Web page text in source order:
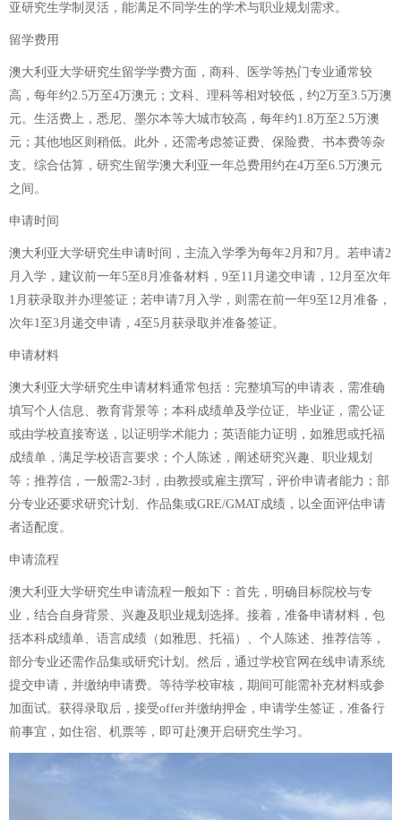
亚研究生学制灵活，能满足不同学生的学术与职业规划需求。
留学费用
澳大利亚大学研究生留学学费方面，商科、医学等热门专业通常较
高，每年约2.5万至4万澳元；文科、理科等相对较低，约2万至3.5万澳
元。生活费上，悉尼、墨尔本等大城市较高，每年约1.8万至2.5万澳
元；其他地区则稍低。此外，还需考虑签证费、保险费、书本费等杂
支。综合估算，研究生留学澳大利亚一年总费用约在4万至6.5万澳元
之间。
申请时间
澳大利亚大学研究生申请时间，主流入学季为每年2月和7月。若申请2
月入学，建议前一年5至8月准备材料，9至11月递交申请，12月至次年
1月获录取并办理签证；若申请7月入学，则需在前一年9至12月准备，
次年1至3月递交申请，4至5月获录取并准备签证。
申请材料
澳大利亚大学研究生申请材料通常包括：完整填写的申请表，需准确
填写个人信息、教育背景等；本科成绩单及学位证、毕业证，需公证
或由学校直接寄送，以证明学术能力；英语能力证明，如雅思或托福
成绩单，满足学校语言要求；个人陈述，阐述研究兴趣、职业规划
等；推荐信，一般需2-3封，由教授或雇主撰写，评价申请者能力；部
分专业还要求研究计划、作品集或GRE/GMAT成绩，以全面评估申请
者适配度。
申请流程
澳大利亚大学研究生申请流程一般如下：首先，明确目标院校与专
业，结合自身背景、兴趣及职业规划选择。接着，准备申请材料，包
括本科成绩单、语言成绩（如雅思、托福）、个人陈述、推荐信等，
部分专业还需作品集或研究计划。然后，通过学校官网在线申请系统
提交申请，并缴纳申请费。等待学校审核，期间可能需补充材料或参
加面试。获得录取后，接受offer并缴纳押金，申请学生签证，准备行
前事宜，如住宿、机票等，即可赴澳开启研究生学习。